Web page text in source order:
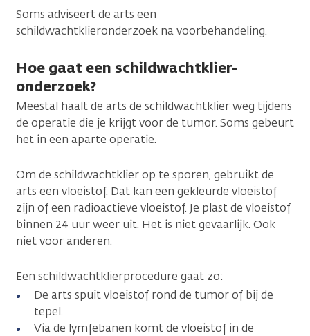
Soms adviseert de arts een
schildwachtklieronderzoek na voorbehandeling.
Hoe gaat een schildwachtklier-
onderzoek?
Meestal haalt de arts de schildwachtklier weg tijdens
de operatie die je krijgt voor de tumor. Soms gebeurt
het in een aparte operatie.
Om de schildwachtklier op te sporen, gebruikt de
arts een vloeistof. Dat kan een gekleurde vloeistof
zijn of een radioactieve vloeistof. Je plast de vloeistof
binnen 24 uur weer uit. Het is niet gevaarlijk. Ook
niet voor anderen.
Een schildwachtklierprocedure gaat zo:
De arts spuit vloeistof rond de tumor of bij de
tepel.
Via de lymfebanen komt de vloeistof in de